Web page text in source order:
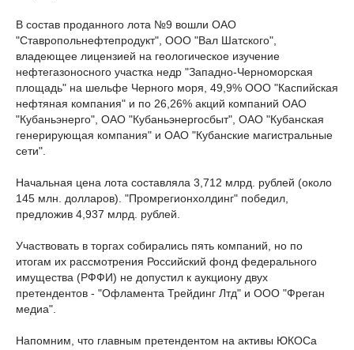
В состав проданного лота №9 вошли ОАО
"Ставропольнефтепродукт", ООО "Вал Шатского",
владеющее лицензией на геологическое изучение
нефтегазоносного участка недр "Западно-Черноморская
площадь" на шельфе Черного моря, 49,9% ООО "Каспийская
нефтяная компания" и по 26,26% акций компаний ОАО
"Кубаньэнерго", ОАО "Кубаньэнергосбыт", ОАО "Кубанская
генерирующая компания" и ОАО "Кубанские магистральные
сети".
Начальная цена лота составляла 3,712 млрд. рублей (около
145 млн. долларов). "Промрегионхолдинг" победил,
предложив 4,937 млрд. рублей.
Участвовать в торгах собирались пять компаний, но по
итогам их рассмотрения Российский фонд федерального
имущества (РФФИ) не допустил к аукциону двух
претендентов - "Офламента Трейдинг Лтд" и ООО "Фреган
медиа".
Напомним, что главным претендентом на активы ЮКОСа